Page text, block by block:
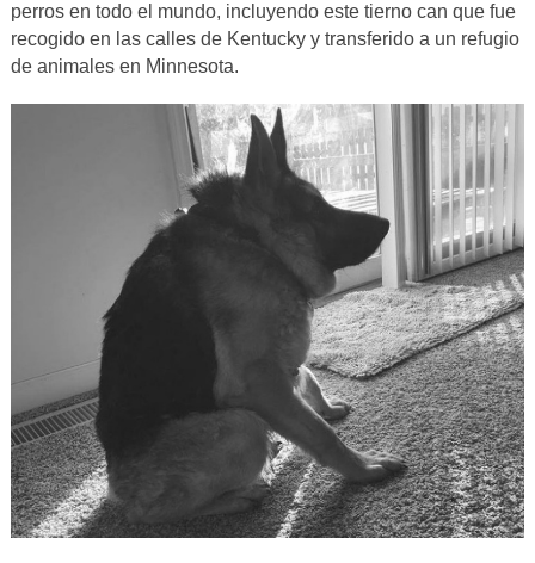
perros en todo el mundo, incluyendo este tierno can que fue
recogido en las calles de Kentucky y transferido a un refugio
de animales en Minnesota.